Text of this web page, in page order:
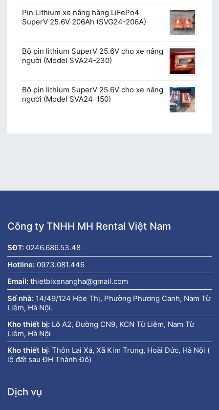
Pin Lithium xe nâng hàng LiFePo4
SuperV 25.6V 206Ah (SVG24-206A)
Bộ pin lithium SuperV 25.6V cho xe nâng
người (Model SVA24-230)
Bộ pin lithium SuperV 25.6V cho xe nâng
người (Model SVA24-150)
Công ty TNHH MH Rental Việt Nam
SĐT: 0246.686.53.48
Hotline: 0973.081.446
Email: thietbixenangha@gmail.com
Số nhà: 14/49/124 Hòe Thị, Phường Phương Canh, Nam Từ
Liêm, Hà Nội.
Kho thiết bị: Lô A2, Đường CN9, KCN Từ Liêm, Nam Từ
Liêm, Hà Nội
Kho thiết bị: Thôn Lai Xá, Xã Kim Trung, Hoài Đức, Hà Nội (
lô đất sau ĐH Thành Đô)
Dịch vụ